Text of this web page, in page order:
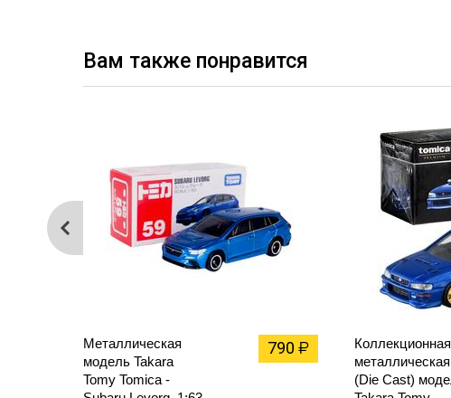
Вам также понравится
Металлическая
модель Takara
Tomy Tomica -
790 ₽
Коллекционная
металлическая
(Die Cast)